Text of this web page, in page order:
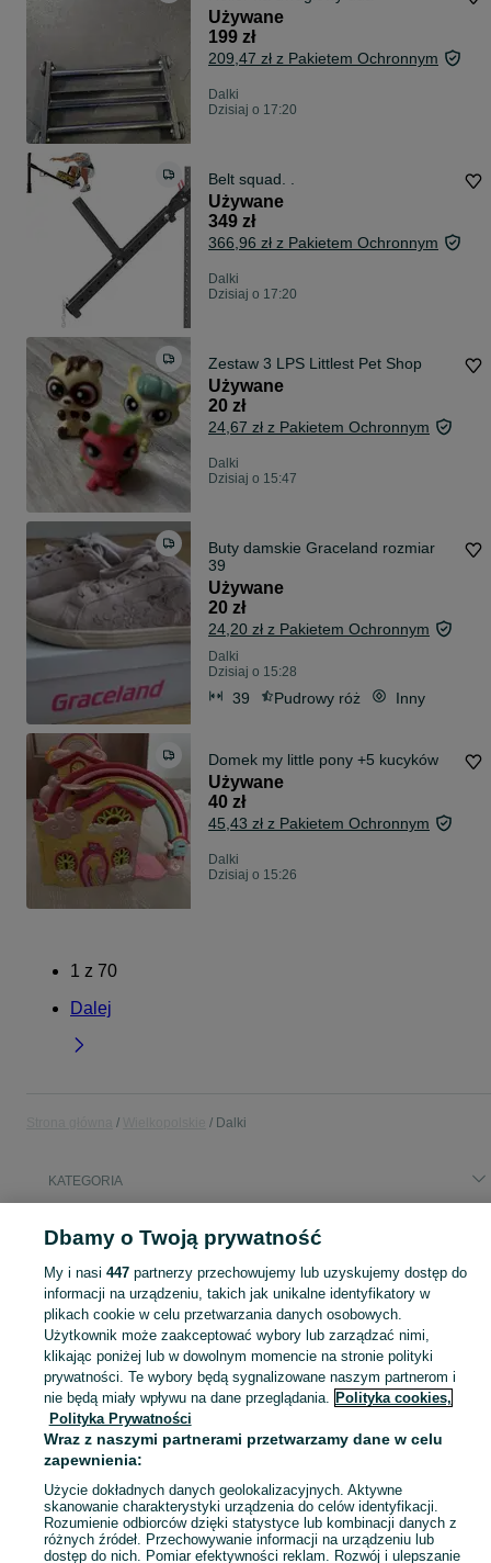
Używane
199 zł
209,47 zł z Pakietem Ochronnym
Dalki
Dzisiaj o 17:20
Belt squad. .
Używane
349 zł
366,96 zł z Pakietem Ochronnym
Dalki
Dzisiaj o 17:20
Zestaw 3 LPS Littlest Pet Shop
Używane
20 zł
24,67 zł z Pakietem Ochronnym
Dalki
Dzisiaj o 15:47
Buty damskie Graceland rozmiar
39
Używane
20 zł
24,20 zł z Pakietem Ochronnym
Dalki
Dzisiaj o 15:28
39 Pudrowy róż Inny
Domek my little pony +5 kucyków
Używane
40 zł
45,43 zł z Pakietem Ochronnym
Dalki
Dzisiaj o 15:26
1 z 70
Dalej
Dalki
KATEGORIA
Popularne wyszukiwania
Skorzystaj z największego serwisu ogłoszeniowego - Dalki i okolice! Kupuj to, czego pragniesz i sprzedawaj to, czego już nie potrzebujesz!
Mapa kategorii
Mapa miejscowości
Mapa ministron
Popularne wyszukiwania
Dbamy o Twoją prywatność
My i nasi 447partnerzy przechowujemy lub uzyskujemy dostęp do
informacji na urządzeniu, takich jak unikalne identyfikatory w
plikach cookie w celu przetwarzania danych osobowych.
Użytkownik może zaakceptować wybory lub zarządzać nimi,
klikając poniżej lub w dowolnym momencie na stronie polityki
prywatności. Te wybory będą sygnalizowane naszym partnerom i
nie będą miały wpływu na dane przeglądania. Polityka cookies,
Polityka Prywatności
Wraz z naszymi partnerami przetwarzamy dane w celu
zapewnienia:
Użycie dokładnych danych geolokalizacyjnych. Aktywne
skanowanie charakterystyki urządzenia do celów identyfikacji.
Rozumienie odbiorców dzięki statystyce lub kombinacji danych z
różnych źródeł. Przechowywanie informacji na urządzeniu lub
dostęp do nich. Pomiar efektywności reklam. Rozwój i ulepszanie